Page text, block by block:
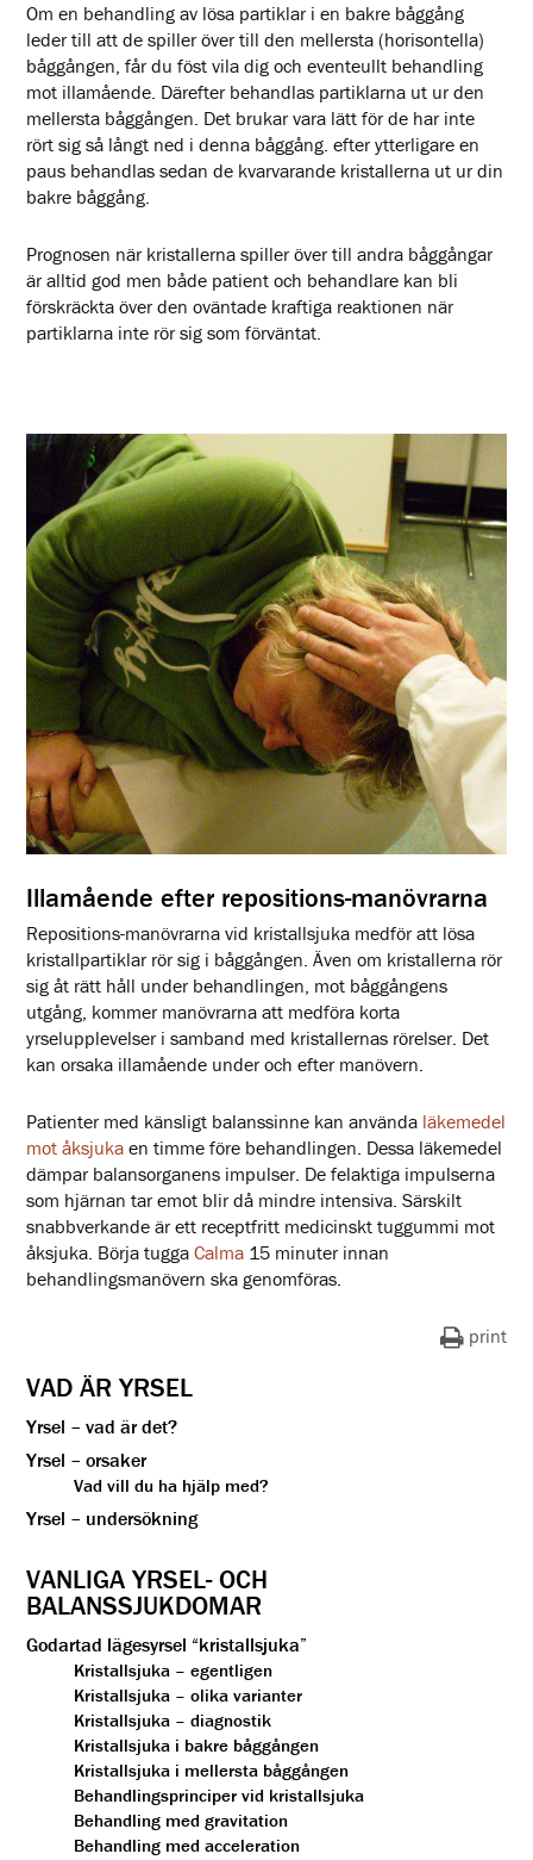
Om en behandling av lösa partiklar i en bakre båggång
leder till att de spiller över till den mellersta (horisontella)
båggången, får du föst vila dig och eventeullt behandling
mot illamående. Därefter behandlas partiklarna ut ur den
mellersta båggången. Det brukar vara lätt för de har inte
rört sig så långt ned i denna båggång. efter ytterligare en
paus behandlas sedan de kvarvarande kristallerna ut ur din
bakre båggång.
Prognosen när kristallerna spiller över till andra båggångar
är alltid god men både patient och behandlare kan bli
förskräckta över den oväntade kraftiga reaktionen när
partiklarna inte rör sig som förväntat.
Illamående efter repositions-manövrarna
Repositions-manövrarna vid kristallsjuka medför att lösa
kristallpartiklar rör sig i båggången. Även om kristallerna rör
sig åt rätt håll under behandlingen, mot båggångens
utgång, kommer manövrarna att medföra korta
yrselupplevelser i samband med kristallernas rörelser. Det
kan orsaka illamående under och efter manövern.
Patienter med känsligt balanssinne kan använda läkemedel
mot åksjukaen timme före behandlingen. Dessa läkemedel
dämpar balansorganens impulser. De felaktiga impulserna
som hjärnan tar emot blir då mindre intensiva. Särskilt
snabbverkande är ett receptfritt medicinskt tuggummi mot
åksjuka. Börja tuggaCalma 15 minuter innan
behandlingsmanövern ska genomföras.
print
VAD ÄR YRSEL
Yrsel – vad är det?
Yrsel – orsaker
Vad vill du ha hjälp med?
Yrsel – undersökning
VANLIGA YRSEL- OCH
BALANSSJUKDOMAR
Godartad lägesyrsel “kristallsjuka”
Kristallsjuka – egentligen
Kristallsjuka – olika varianter
Kristallsjuka – diagnostik
Kristallsjuka i bakre båggången
Kristallsjuka i mellersta båggången
Behandlingsprinciper vid kristallsjuka
Behandling med gravitation
Behandling med acceleration